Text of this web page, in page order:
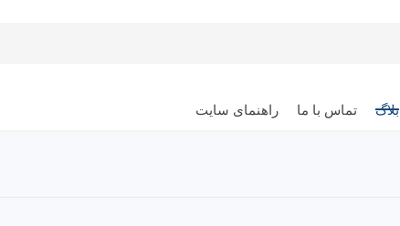
بلاگ تماس با ما راهنمای سایت